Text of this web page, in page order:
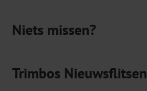
Niets missen?
Trimbos Nieuwsflitsen